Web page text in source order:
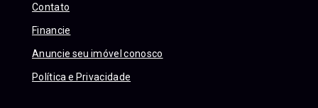
Contato
Financie
Anuncie seu imóvel conosco
Política e Privacidade